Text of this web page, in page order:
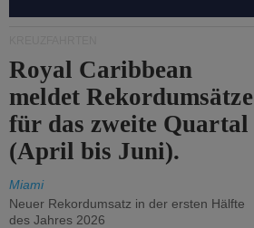
Royal Caribbean
meldet Rekordumsätze
für das zweite Quartal
(April bis Juni).
Miami
Neuer Rekordumsatz in der ersten Hälfte
des Jahres 2026